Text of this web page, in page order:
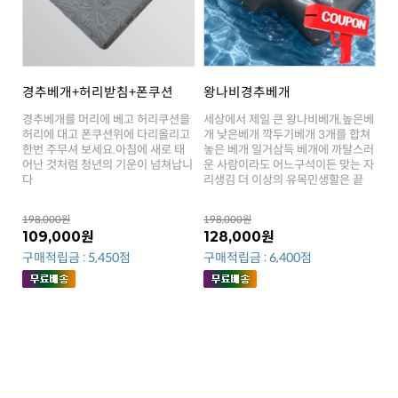
경추베개+허리받침+폰쿠션
다
198,000원
109,000원
구매적립금 : 5,450점
왕나비경추베개
리생김 더 이상의 유목민생할은 끝
198,000원
128,000원
구매적립금 : 6,400점